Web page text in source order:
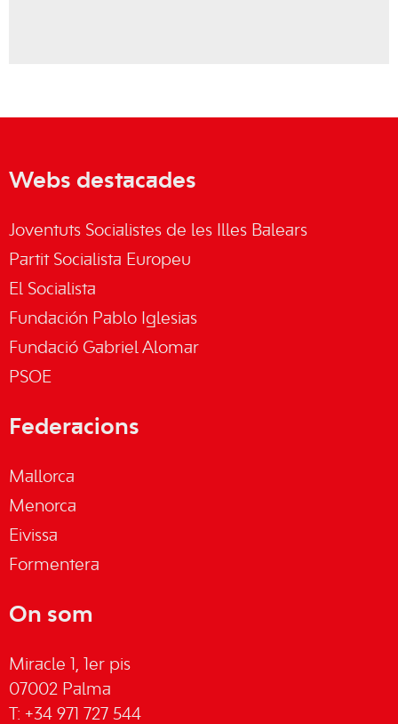
Webs destacades
Joventuts Socialistes de les Illes Balears
Partit Socialista Europeu
El Socialista
Fundación Pablo Iglesias
Fundació Gabriel Alomar
PSOE
Federacions
Mallorca
Menorca
Eivissa
Formentera
On som
Miracle 1, 1er pis
07002 Palma
T: +34 971 727 544